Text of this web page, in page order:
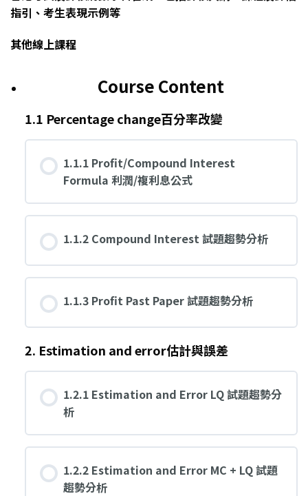
指引、考生表現示例等
其他線上課程
Course Content
1.1 Percentage change百分率改變
1.1.1 Profit/Compound Interest
Formula 利潤/複利息公式
1.1.2 Compound Interest 試題趨勢分析
1.1.3 Profit Past Paper 試題趨勢分析
2. Estimation and error估計與誤差
1.2.1 Estimation and Error LQ 試題趨勢分
析
1.2.2 Estimation and Error MC + LQ 試題
趨勢分析